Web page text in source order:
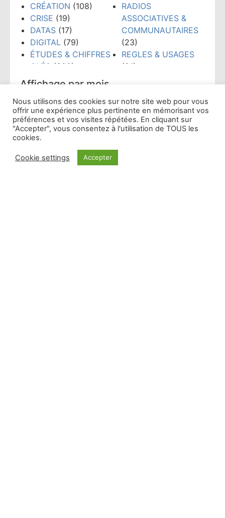
CRÉATION (108)
CRISE (19)
DATAS (17)
DIGITAL (79)
ÉTUDES & CHIFFRES
CLÉS (300)
ÉVÉNEMENTS
(159)
GRANDS PRIX PUB
RADIO(10)
INTELLIGENCE
ARTIFICIELLE
RADIOS
ASSOCIATIVES &
COMMUNAUTAIRES
(23)
REGLES & USAGES
(21)
TECHNOLOGIES(52)
TENDANCES(481)
WEBINAIRE (8)
Affichage par mois
En vedette
Nous utilisons des cookies sur notre site web pour vous
offrir une expérience plus pertinente en mémorisant vos
préférences et vos visites répétées. En cliquant sur
"Accepter", vous consentez à l'utilisation de TOUS les
cookies.
Cookie settings Accepter